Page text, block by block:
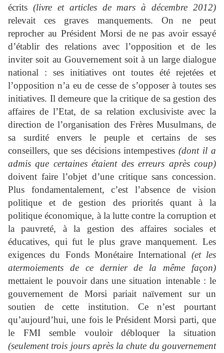
écrits (livre et articles de mars à décembre 2012)
relevait ces graves manquements. On ne peut
reprocher au Président Morsi de ne pas avoir essayé
d’établir des relations avec l’opposition et de les
inviter soit au Gouvernement soit à un large dialogue
national : ses initiatives ont toutes été rejetées et
l’opposition n’a eu de cesse de s’opposer à toutes ses
initiatives. Il demeure que la critique de sa gestion des
affaires de l’Etat, de sa relation exclusiviste avec la
direction de l’organisation des Frères Musulmans, de
sa surdité envers le peuple et certains de ses
conseillers, que ses décisions intempestives(dont il a
admis que certaines étaient des erreurs après coup)
doivent faire l’objet d’une critique sans concession.
Plus fondamentalement, c’est l’absence de vision
politique et de gestion des priorités quant à la
politique économique, à la lutte contre la corruption et
la pauvreté, à la gestion des affaires sociales et
éducatives, qui fut le plus grave manquement. Les
exigences du Fonds Monétaire International (et les
atermoiements de ce dernier de la même façon)
mettaient le pouvoir dans une situation intenable : le
gouvernement de Morsi pariait naïvement sur un
soutien de cette institution. Ce n’est pourtant
qu’aujourd’hui, une fois le Président Morsi parti, que
le FMI semble vouloir débloquer la situation
(seulement trois jours après la chute du gouvernement